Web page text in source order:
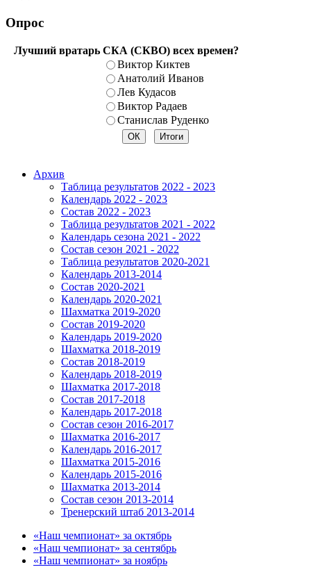
Опрос
Лучший вратарь СКА (СКВО) всех времен?
Виктор Киктев
Анатолий Иванов
Лев Кудасов
Виктор Радаев
Станислав Руденко
Архив
Таблица результатов 2022 - 2023
Календарь 2022 - 2023
Состав 2022 - 2023
Таблица результатов 2021 - 2022
Календарь сезона 2021 - 2022
Состав сезон 2021 - 2022
Таблица результатов 2020-2021
Календарь 2013-2014
Состав 2020-2021
Календарь 2020-2021
Шахматка 2019-2020
Состав 2019-2020
Календарь 2019-2020
Шахматка 2018-2019
Состав 2018-2019
Календарь 2018-2019
Шахматка 2017-2018
Состав 2017-2018
Календарь 2017-2018
Состав сезон 2016-2017
Шахматка 2016-2017
Календарь 2016-2017
Шахматка 2015-2016
Календарь 2015-2016
Шахматка 2013-2014
Состав сезон 2013-2014
Тренерский штаб 2013-2014
«Наш чемпионат» за октябрь
«Наш чемпионат» за сентябрь
«Наш чемпионат» за ноябрь